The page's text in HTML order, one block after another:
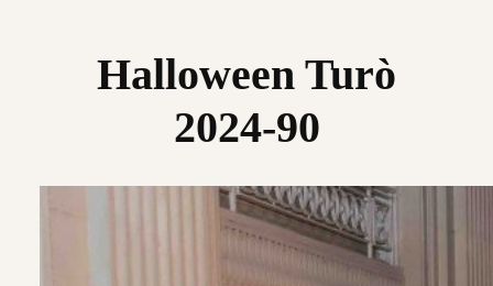
Halloween Turò
2024-90